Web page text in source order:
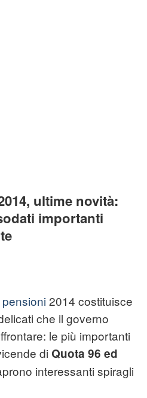
ultime novità:
importanti
pensioni2014 costituisce
che il governo
le più importanti
di Quota 96 ed
interessanti spiragli